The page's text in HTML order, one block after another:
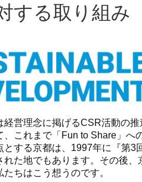
する取り組み
営理念に掲げるCSR活動の
、これまで「Fun to Share」
とする京都は、1997年に『第
れた地でもあります。その後
ちはこう想うのです。